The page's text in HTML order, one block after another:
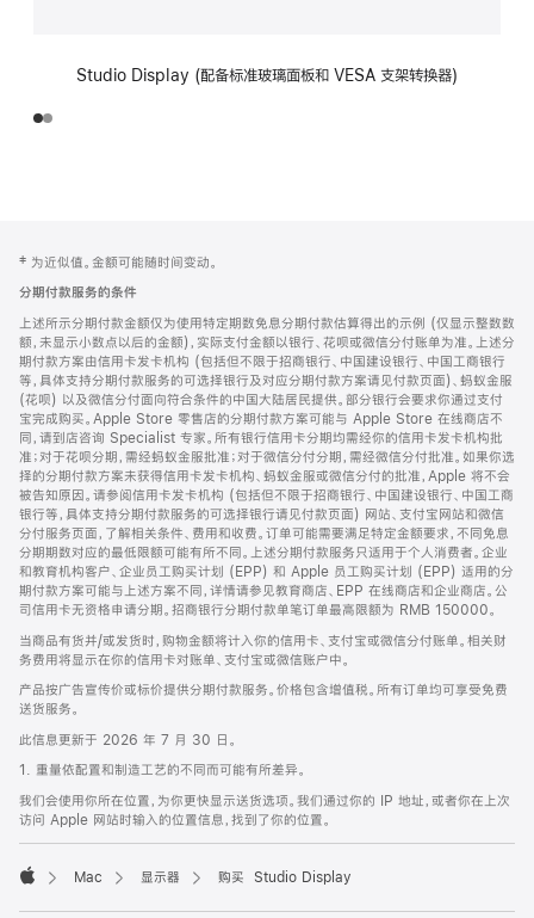
Studio Display (配备标准玻璃面板和 VESA 支架转换器)
页
页
脚
注
‡ 为近似值。金额可能随时间变动。
分期付款服务的条件
上述所示分期付款金额仅为使用特定期数免息分期付款估算得出的示例 (仅显示整数数
额，未显示小数点以后的金额)，实际支付金额以银行、花呗或微信分付账单为准。上述分
期付款方案由信用卡发卡机构 (包括但不限于招商银行、中国建设银行、中国工商银行
等，具体支持分期付款服务的可选择银行及对应分期付款方案请见付款页面)、蚂蚁金服
(花呗) 以及微信分付面向符合条件的中国大陆居民提供。部分银行会要求你通过支付
宝完成购买。Apple Store 零售店的分期付款方案可能与 Apple Store 在线商店不
同，请到店咨询 Specialist 专家。所有银行信用卡分期均需经你的信用卡发卡机构批
准；对于花呗分期，需经蚂蚁金服批准；对于微信分付分期，需经微信分付批准。如果你选
择的分期付款方案未获得信用卡发卡机构、蚂蚁金服或微信分付的批准，Apple 将不会
被告知原因。请参阅信用卡发卡机构 (包括但不限于招商银行、中国建设银行、中国工商
银行等，具体支持分期付款服务的可选择银行请见付款页面) 网站、支付宝网站和微信
分付服务页面，了解相关条件、费用和收费。订单可能需要满足特定金额要求，不同免息
分期期数对应的最低限额可能有所不同。上述分期付款服务只适用于个人消费者。企业
和教育机构客户、企业员工购买计划 (EPP) 和 Apple 员工购买计划 (EPP) 适用的分
期付款方案可能与上述方案不同，详情请参见教育商店、EPP 在线商店和企业商店。公
司信用卡无资格申请分期。招商银行分期付款单笔订单最高限额为 RMB 150000。
当商品有货并/或发货时，购物金额将计入你的信用卡、支付宝或微信分付账单。相关财
务费用将显示在你的信用卡对账单、支付宝或微信账户中。
产品按广告宣传价或标价提供分期付款服务。价格包含增值税。所有订单均可享受免费
送货服务。
此信息更新于 2026 年 7 月 30 日。
1. 重量依配置和制造工艺的不同而可能有所差异。
我们会使用你所在位置，为你更快显示送货选项。我们通过你的 IP 地址，或者你在上次
访问 Apple 网站时输入的位置信息，找到了你的位置。
Mac 显示器 购买 Studio Display